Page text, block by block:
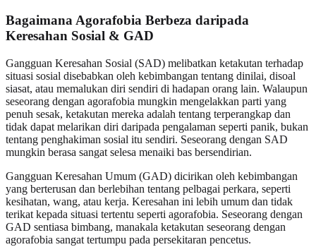
Bagaimana Agorafobia Berbeza daripada
Keresahan Sosial & GAD
Gangguan Keresahan Sosial (SAD) melibatkan ketakutan terhadap
situasi sosial disebabkan oleh kebimbangan tentang dinilai, disoal
siasat, atau memalukan diri sendiri di hadapan orang lain. Walaupun
seseorang dengan agorafobia mungkin mengelakkan parti yang
penuh sesak, ketakutan mereka adalah tentang terperangkap dan
tidak dapat melarikan diri daripada pengalaman seperti panik, bukan
tentang penghakiman sosial itu sendiri. Seseorang dengan SAD
mungkin berasa sangat selesa menaiki bas bersendirian.
Gangguan Keresahan Umum (GAD) dicirikan oleh kebimbangan
yang berterusan dan berlebihan tentang pelbagai perkara, seperti
kesihatan, wang, atau kerja. Keresahan ini lebih umum dan tidak
terikat kepada situasi tertentu seperti agorafobia. Seseorang dengan
GAD sentiasa bimbang, manakala ketakutan seseorang dengan
agorafobia sangat tertumpu pada persekitaran pencetus.